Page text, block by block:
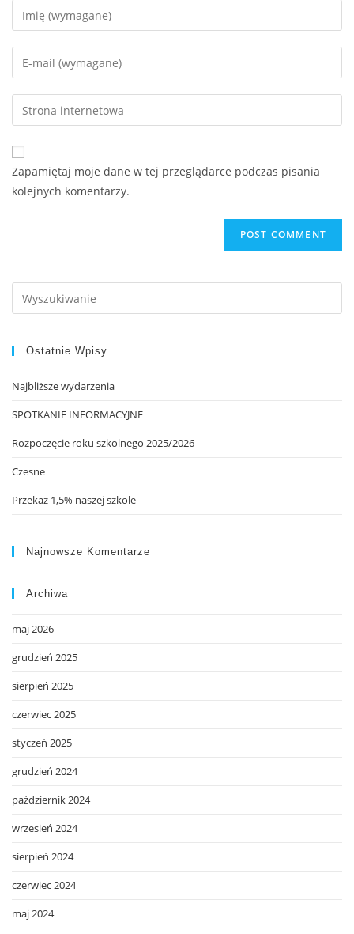
Enter
your
name
comment
Enter
your
email
address
comment
Enter
your
website
URL
(optional)
Zapamiętaj moje dane w tej przeglądarce podczas pisania
kolejnych komentarzy.
Ostatnie Wpisy
Najbliższe wydarzenia
SPOTKANIE INFORMACYJNE
Rozpoczęcie roku szkolnego 2025/2026
Czesne
Przekaż 1,5% naszej szkole
Najnowsze Komentarze
Archiwa
maj 2026
grudzień 2025
sierpień 2025
czerwiec 2025
styczeń 2025
grudzień 2024
październik 2024
wrzesień 2024
sierpień 2024
czerwiec 2024
maj 2024